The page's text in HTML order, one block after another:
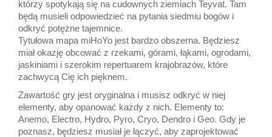
którzy spotykają się na cudownych ziemiach Teyvat. Tam
będą musieli odpowiedzieć na pytania siedmiu bogów i
odkryć potężne tajemnice.
Tytułowa mapa miHoYo jest bardzo obszerna. Będziesz
miał okazję obcować z rzekami, górami, łąkami, ogrodami,
jaskiniami i szerokim repertuarem krajobrazów, które
zachwycą Cię ich pięknem.
Zawartość gry jest oryginalna i musisz odkryć w niej
elementy, aby opanować każdy z nich. Elementy to:
Anemo, Electro, Hydro, Pyro, Cryo, Dendro i Geo. Gdy je
poznasz, będziesz musiał je łączyć, aby zaprojektować